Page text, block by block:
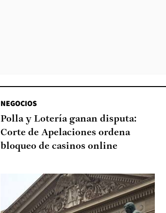
NEGOCIOS
Polla y Lotería ganan disputa:
Corte de Apelaciones ordena
bloqueo de casinos online